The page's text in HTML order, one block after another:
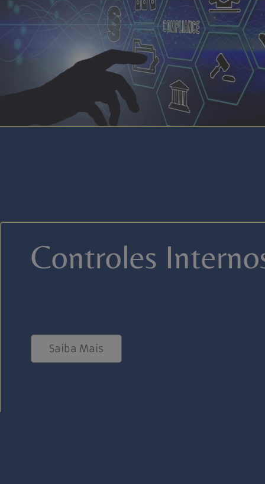
Controles
Saiba Mais